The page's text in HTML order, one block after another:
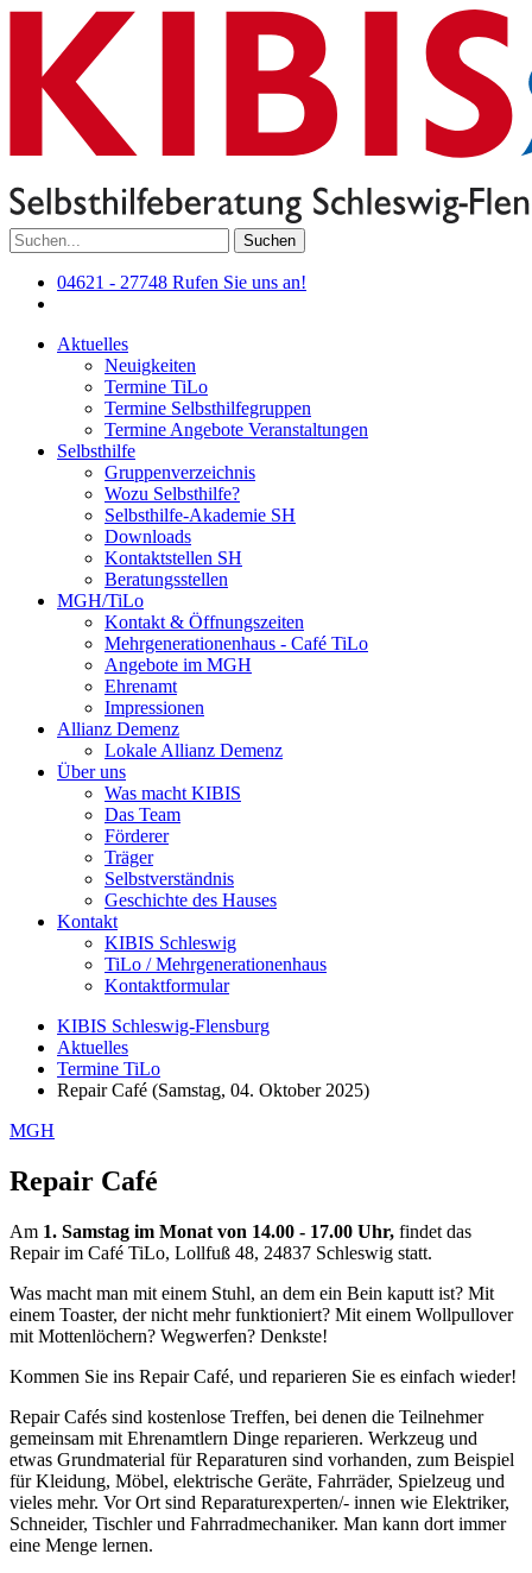
Suchen
04621 - 27748 Rufen Sie uns an!
Aktuelles
Neuigkeiten
Termine TiLo
Termine Selbsthilfegruppen
Termine Angebote Veranstaltungen
Selbsthilfe
Gruppenverzeichnis
Wozu Selbsthilfe?
Selbsthilfe-Akademie SH
Downloads
Kontaktstellen SH
Beratungsstellen
MGH/TiLo
Kontakt & Öffnungszeiten
Mehrgenerationenhaus - Café TiLo
Angebote im MGH
Ehrenamt
Impressionen
Allianz Demenz
Lokale Allianz Demenz
Über uns
Was macht KIBIS
Das Team
Förderer
Träger
Selbstverständnis
Geschichte des Hauses
Kontakt
KIBIS Schleswig
TiLo / Mehrgenerationenhaus
Kontaktformular
KIBIS Schleswig-Flensburg
Aktuelles
Termine TiLo
Repair Café (Samstag, 04. Oktober 2025)
MGH
Repair Café
Am 1. Samstag im Monat von 14.00 - 17.00 Uhr, findet das
Repair im Café TiLo, Lollfuß 48, 24837 Schleswig statt.
Was macht man mit einem Stuhl, an dem ein Bein kaputt ist? Mit
einem Toaster, der nicht mehr funktioniert? Mit einem Wollpullover
mit Mottenlöchern? Wegwerfen? Denkste!
Kommen Sie ins Repair Café, und reparieren Sie es einfach wieder!
Repair Cafés sind kostenlose Treffen, bei denen die Teilnehmer
gemeinsam mit Ehrenamtlern Dinge reparieren. Werkzeug und
etwas Grundmaterial für Reparaturen sind vorhanden, zum Beispiel
für Kleidung, Möbel, elektrische Geräte, Fahrräder, Spielzeug und
vieles mehr. Vor Ort sind Reparaturexperten/- innen wie Elektriker,
Schneider, Tischler und Fahrradmechaniker. Man kann dort immer
eine Menge lernen.